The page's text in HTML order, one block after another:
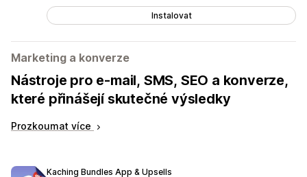
Instalovat
Marketing a konverze
Nástroje pro e-mail, SMS, SEO a konverze,
které přinášejí skutečné výsledky
Prozkoumat více
Kaching Bundles App & Upsells